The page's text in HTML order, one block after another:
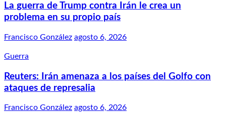
La guerra de Trump contra Irán le crea un
problema en su propio país
Francisco González agosto 6, 2026
Guerra
Reuters: Irán amenaza a los países del Golfo con
ataques de represalia
Francisco González agosto 6, 2026